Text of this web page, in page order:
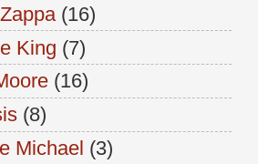
(16)
King (7)
(16)
(8)
Michael (3)